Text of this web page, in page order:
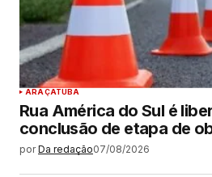
ARAÇATUBA
Rua América do Sul é
conclusão de etapa de
por Da redação07/08/2026